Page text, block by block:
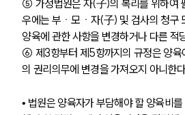
⑤ 가정법원은 자(子)의 복리를 위하여
우에는 부ㆍ모ㆍ자(子) 및 검사의 청구
양육에 관한 사항을 변경하거나 다른 적
⑥ 제3항부터 제5항까지의 규정은 양육
의 권리의무에 변경을 가져오지 아니한
• 법원은 양육자가 부담해야 할 양육비